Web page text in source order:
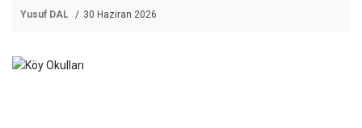
Yusuf DAL 30 Haziran 2026